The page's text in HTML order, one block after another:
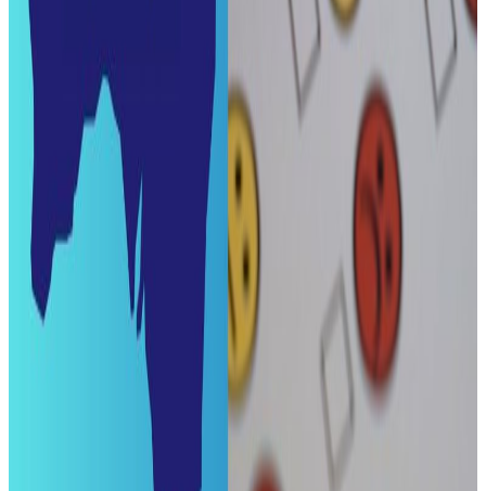
शेयर:
प्रतिक्रिया दिनुहोस
टिप्पणीहरू लोड हुँदैछ…
सम्बन्धित समाचार
नेपालमा महिला विदेशी पर्यटकको आकर्षण बढ्दो
२०२६ जुलाई २७
विद्यार्थीलाई विश्वविद्यालयको चेतावनी: जन्तर-मन्तर
प्रदर्शनमा गए कारबाही हुनेछ
२०२६ जुलाई २५